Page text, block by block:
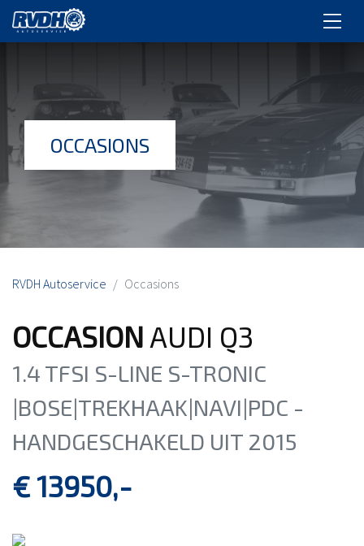
OCCASIONS
RVDH Autoservice Occasions
OCCASION AUDI Q3
1.4 TFSI S-LINE S-TRONIC
|BOSE|TREKHAAK|NAVI|PDC -
HANDGESCHAKELD UIT 2015
€ 13950,-